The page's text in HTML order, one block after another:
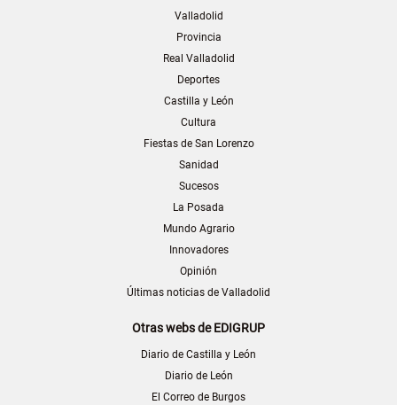
Valladolid
Provincia
Real Valladolid
Deportes
Castilla y León
Cultura
Fiestas de San Lorenzo
Sanidad
Sucesos
La Posada
Mundo Agrario
Innovadores
Opinión
Últimas noticias de Valladolid
Otras webs de EDIGRUP
Diario de Castilla y León
Diario de León
El Correo de Burgos